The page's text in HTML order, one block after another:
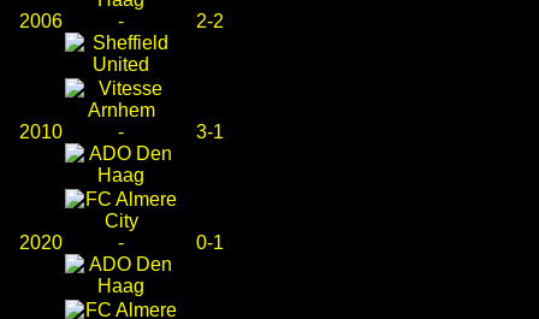
2006 - 2-2
2010 - 3-1
2020 - 0-1